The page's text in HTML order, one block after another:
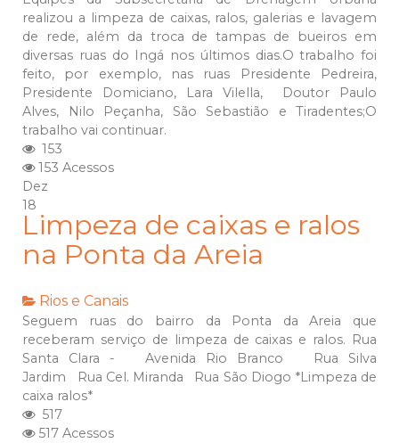
realizou a limpeza de caixas, ralos, galerias e lavagem
de rede, além da troca de tampas de bueiros em
diversas ruas do Ingá nos últimos dias.O trabalho foi
feito, por exemplo, nas ruas Presidente Pedreira,
Presidente Domiciano, Lara Vilella, Doutor Paulo
Alves, Nilo Peçanha, São Sebastião e Tiradentes;O
trabalho vai continuar.
153
153 Acessos
Dez
18
Limpeza de caixas e ralos
na Ponta da Areia
Rios e Canais
Seguem ruas do bairro da Ponta da Areia que
receberam serviço de limpeza de caixas e ralos. Rua
Santa Clara - Avenida Rio Branco Rua Silva
Jardim Rua Cel. Miranda Rua São Diogo *Limpeza de
caixa ralos*
517
517 Acessos